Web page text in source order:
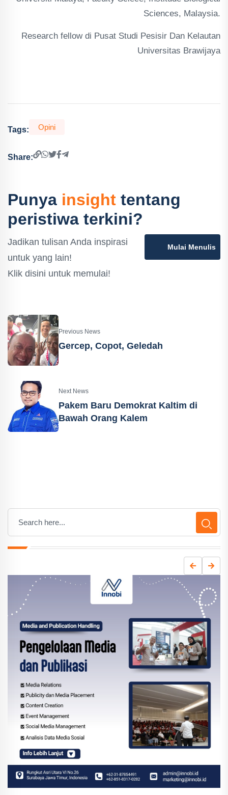
Sciences, Malaysia.
Research fellow di Pusat Studi Pesisir Dan Kelautan
Universitas Brawijaya
Tags: Opini
Share:
Punya insight tentang
peristiwa terkini?
Jadikan tulisan Anda inspirasi
untuk yang lain!
Klik disini untuk memulai!
Mulai Menulis
Previous News
Gercep, Copot, Geledah
Next News
Pakem Baru Demokrat Kaltim di
Bawah Orang Kalem